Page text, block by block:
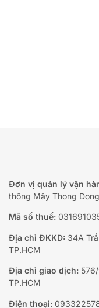
Đơn vị quản lý vận
thông Mây Thong Dong
Mã số thuế:
Địa chỉ ĐKKD: 34A
TP.HCM
Địa chỉ giao dịch:
TP.HCM
Điện thoại: